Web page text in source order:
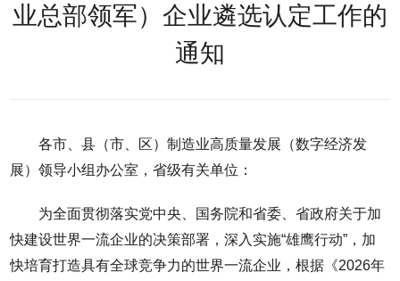
业总部领军）企业遴选认定工作的
通知
各市、县（市、区）制造业高质量发展（数字经济发
展）领导小组办公室，省级有关单位：
为全面贯彻落实党中央、国务院和省委、省政府关于加
快建设世界一流企业的决策部署，深入实施“雄鹰行动”，加
快培育打造具有全球竞争力的世界一流企业，根据《2026年